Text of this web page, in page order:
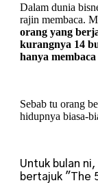
Dalam dunia
rajin membaca.
orang yang
kurangnya 14
hanya
Sebab tu orang
hidupnya biasa-
Untuk bulan
bertajuk "The